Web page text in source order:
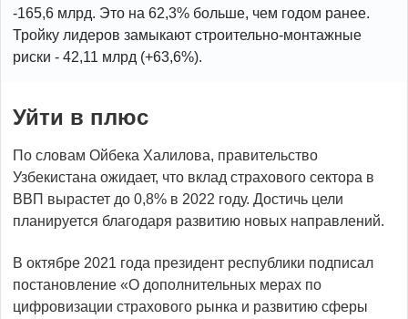
-165,6 млрд. Это на 62,3% больше, чем годом ранее.
Тройку лидеров замыкают строительно-монтажные
риски - 42,11 млрд (+63,6%).
Уйти в плюс
По словам Ойбека Халилова, правительство
Узбекистана ожидает, что вклад страхового сектора в
ВВП вырастет до 0,8% в 2022 году. Достичь цели
планируется благодаря развитию новых направлений.
В октябре 2021 года президент республики подписал
постановление «О дополнительных мерах по
цифровизации страхового рынка и развитию сферы